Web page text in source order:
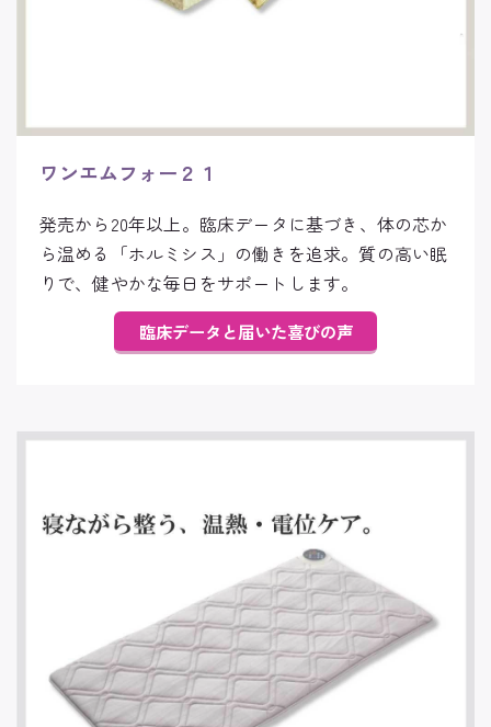
ワンエムフォー２１
発売から20年以上。臨床データに基づき、体の芯か
ら温める「ホルミシス」の働きを追求。質の高い眠
りで、健やかな毎日をサポートします。
臨床データと届いた喜びの声